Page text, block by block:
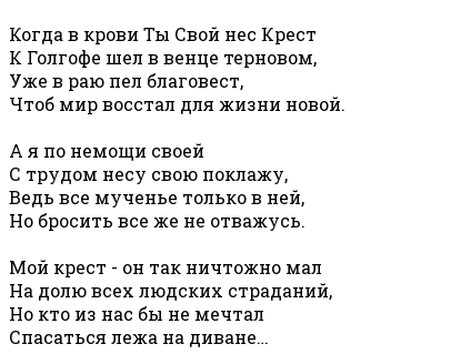
Когда в крови Ты Свой нес Крест
К Голгофе шел в венце терновом,
Уже в раю пел благовест,
Чтоб мир восстал для жизни новой.
А я по немощи своей
С трудом несу свою поклажу,
Ведь все мученье только в ней,
Но бросить все же не отважусь.
Мой крест - он так ничтожно мал
На долю всех людских страданий,
Но кто из нас бы не мечтал
Спасаться лежа на диване…